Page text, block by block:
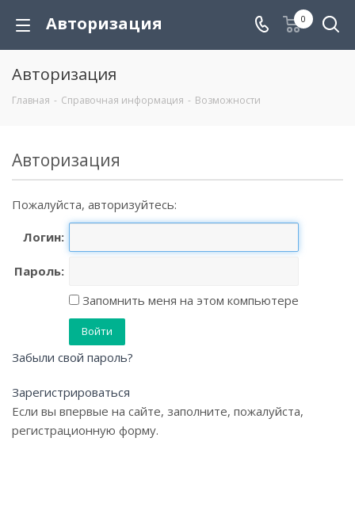
Авторизация 0
Авторизация
Главная - Справочная информация - Возможности
Авторизация
Пожалуйста, авторизуйтесь:
Логин:
Пароль:
Запомнить меня на этом компьютере
Забыли свой пароль?
Зарегистрироваться
Если вы впервые на сайте, заполните, пожалуйста,
регистрационную форму.